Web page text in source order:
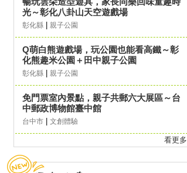
光～彰化八卦山天空遊戲場
彰化縣 親子公園
Q萌白熊遊戲場，玩公園也能看高鐵～彰
化熊趣米公園＋田中親子公園
彰化縣 親子公園
免門票室內景點，親子共郵六大展區～台
中郵政博物館臺中館
台中市 文創體驗
看更多